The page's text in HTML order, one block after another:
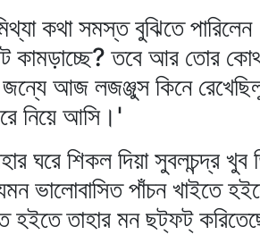
কথা সমস্ত বুঝিতে
কামড়াচ্ছে? তবে আর তোর
আজ লজঞ্জুস কিনে
নিয়ে আসি।'
ঘরে শিকল দিয়া সুবলচন্দ্র
ভালোবাসিত পাঁচন খাইতে
হইতে তাহার মন ছট্‌ফট্‌